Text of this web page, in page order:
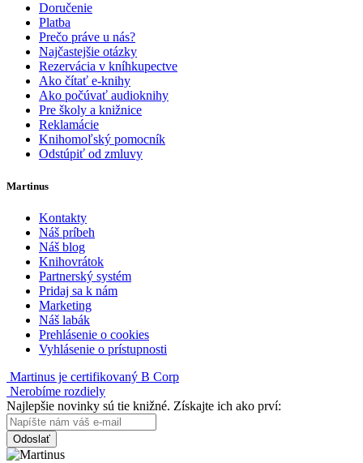
Doručenie
Platba
Prečo práve u nás?
Najčastejšie otázky
Rezervácia v kníhkupectve
Ako čítať e-knihy
Ako počúvať audioknihy
Pre školy a knižnice
Reklamácie
Knihomoľský pomocník
Odstúpiť od zmluvy
Martinus
Kontakty
Náš príbeh
Náš blog
Knihovrátok
Partnerský systém
Pridaj sa k nám
Marketing
Náš labák
Prehlásenie o cookies
Vyhlásenie o prístupnosti
Martinus je certifikovaný B Corp
Nerobíme rozdiely
Najlepšie novinky sú tie knižné. Získajte ich ako prví:
Odoslať